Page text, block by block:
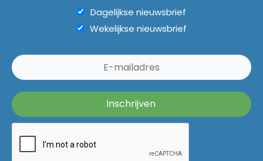
Dagelijkse nieuwsbrief
Wekelijkse nieuwsbrief